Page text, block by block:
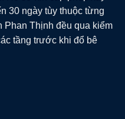
30 ngày tùy thuộc từng
Phan Thịnh đều qua kiểm
tầng trước khi đổ bê